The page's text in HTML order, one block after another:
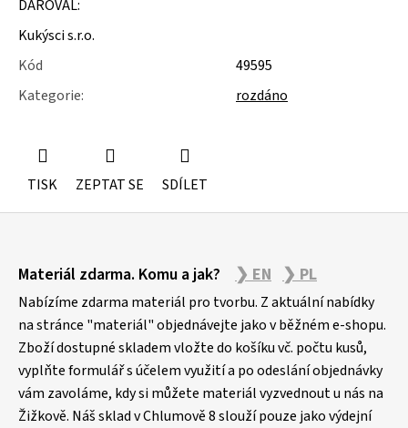
DAROVAL:
Kukýsci s.r.o.
Kód
49595
Kategorie: rozdáno
TISK ZEPTAT SE SDÍLET
u
j
e
m
e
POJÍZDNÉ
Materiál zdarma. Komu a jak? ❯ EN ❯ PL
Nabízíme zdarma materiál pro tvorbu. Z aktuální nabídky
na stránce "materiál" objednávejte jako v běžném e-shopu.
Zboží dostupné skladem vložte do košíku vč. počtu kusů,
vyplňte formulář s účelem využití a po odeslání objednávky
vám zavoláme, kdy si můžete materiál vyzvednout u nás na
Žižkově. Náš sklad v Chlumově 8 slouží pouze jako výdejní